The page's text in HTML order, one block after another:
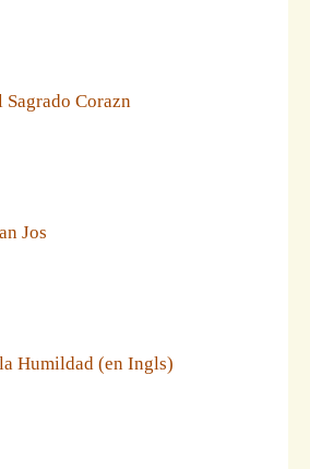
Corazn
Jos
Humildad (en Ingls)